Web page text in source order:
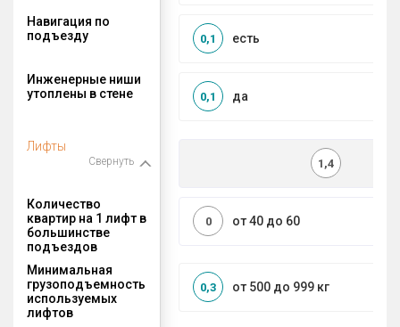
Навигация по
подъезду
есть
0,1
Инженерные ниши
утоплены в стене
да
0,1
Лифты
Свернуть 1,4
Количество
квартир на 1 лифт в
большинстве
подъездов
от 40 до 60
0
Минимальная
грузоподъемность
используемых
лифтов
от 500 до 999 кг
0,3